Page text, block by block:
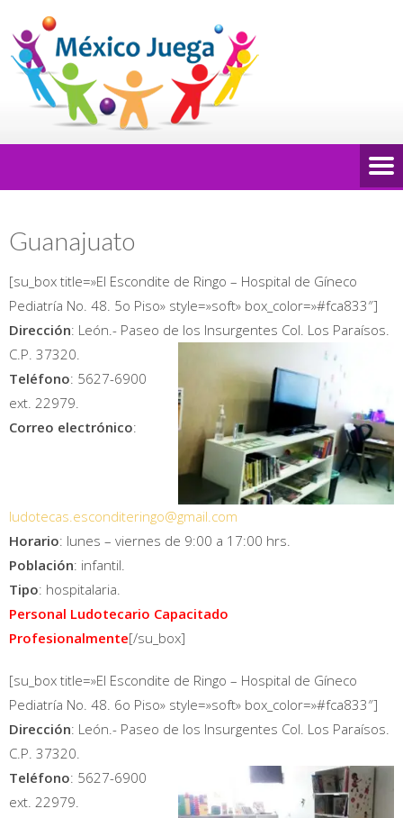
Guanajuato
[su_box title=»El Escondite de Ringo – Hospital de Gíneco
Pediatría No. 48. 5o Piso» style=»soft» box_color=»#fca833″]
Dirección: León.- Paseo de los Insurgentes Col. Los Paraísos.
C.P. 37320.
Teléfono: 5627-6900
ext. 22979.
Correo electrónico:
ludotecas.esconditeringo@gmail.com
Horario: lunes – viernes de 9:00 a 17:00 hrs.
Población: infantil.
Tipo: hospitalaria.
Personal Ludotecario Capacitado
Profesionalmente[/su_box]
[su_box title=»El Escondite de Ringo – Hospital de Gíneco
Pediatría No. 48. 6o Piso» style=»soft» box_color=»#fca833″]
Dirección: León.- Paseo de los Insurgentes Col. Los Paraísos.
C.P. 37320.
Teléfono: 5627-6900
ext. 22979.